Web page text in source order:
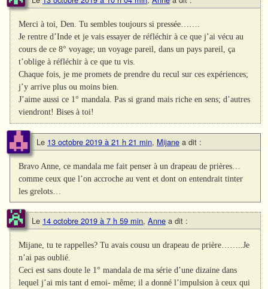
Merci à toi, Den. Tu sembles toujours si pressée…….
Je rentre d’Inde et je vais essayer de réfléchir à ce que j’ai vécu au
cours de ce 8° voyage; un voyage pareil, dans un pays pareil, ça
t’oblige à réfléchir à ce que tu vis.
Chaque fois, je me promets de prendre du recul sur ces expériences;
j’y arrive plus ou moins bien.
J’aime aussi ce 1° mandala. Pas si grand mais riche en sens; d’autres
viendront! Bises à toi!
Le 13 octobre 2019 à 21 h 21 min, Mijane a dit :
Bravo Anne, ce mandala me fait penser à un drapeau de prières…
comme ceux que l’on accroche au vent et dont on entendrait tinter
les grelots…
Le 14 octobre 2019 à 7 h 59 min, Anne a dit :
Mijane, tu te rappelles? Tu avais cousu un drapeau de prière……..Je
n’ai pas oublié.
Ceci est sans doute le 1° mandala de ma série d’une dizaine dans
lequel j’ai mis tant d emoi- même; il a donné l’impulsion à ceux qui